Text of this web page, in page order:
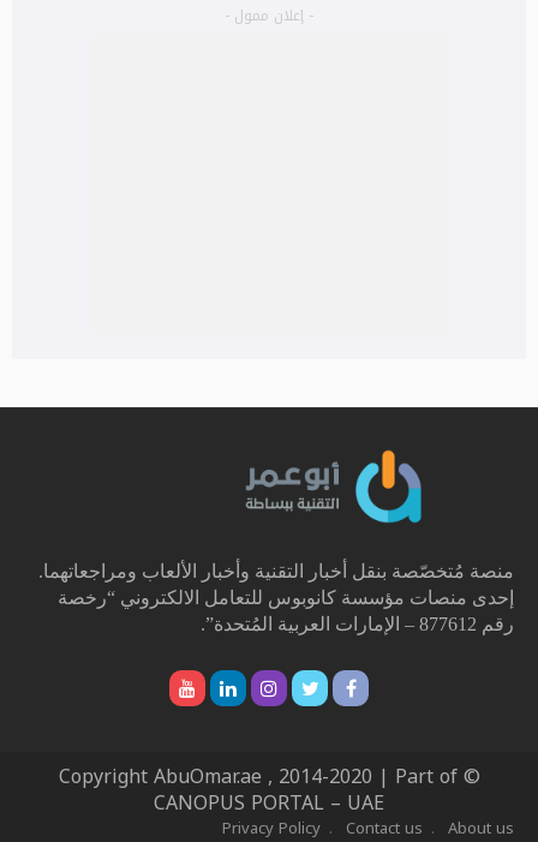
- إعلان ممول -
منصة مُتخصّصة بنقل أخبار التقنية وأخبار الألعاب ومراجعاتهما.
إحدى منصات مؤسسة كانوبوس للتعامل الالكتروني “رخصة
رقم 877612 – الإمارات العربية المُتحدة”.
© Copyright AbuOmar.ae , 2014-2020 | Part of
CANOPUS PORTAL – UAE
About us
Contact us
Privacy Policy